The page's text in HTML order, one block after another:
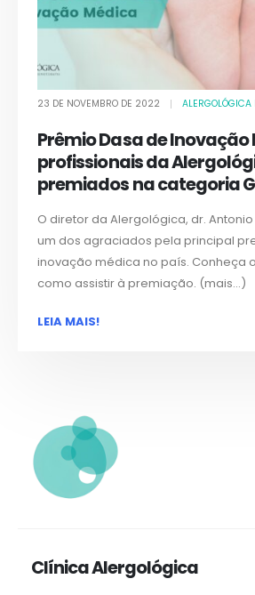
23 DE NOVEMBRO DE 2022
Prêmio Dasa de Inovação
profissionais da
premiados na categoria
O diretor da Alergológica, dr.
um dos agraciados pela principal
inovação médica no país. Conheça
como assistir à premiação. (mais…)
LEIA MAIS!
Clínica Alergológica